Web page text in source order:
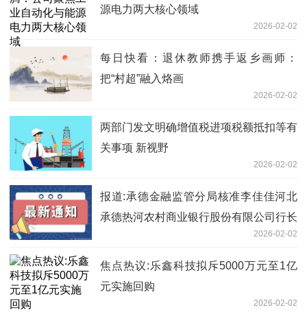
源电力两大核心领域
2026-02-02
每日快看：退休教师携手返乡画师：
把“村超”融入烙画
2026-02-02
两部门发文明确增值税进项税额抵扣等有
关事项 新视野
2026-02-02
报道:承德金融监管分局核准李佳佳河北
承德热河农村商业银行股份有限公司行长
2026-02-02
焦点热议:乐鑫科技拟斥5000万元至1亿
元实施回购
2026-02-02